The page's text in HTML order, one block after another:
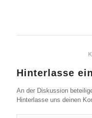
Hinterlasse
An der Diskussion
Hinterlasse uns deinen